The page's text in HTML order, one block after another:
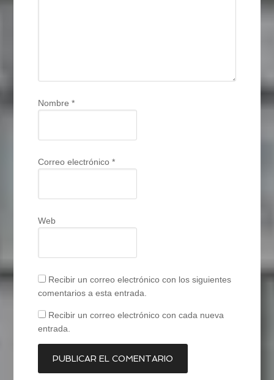
Nombre*
Correo electrónico*
Web
Recibir un correo electrónico con los siguientes
comentarios a esta entrada.
Recibir un correo electrónico con cada nueva
entrada.